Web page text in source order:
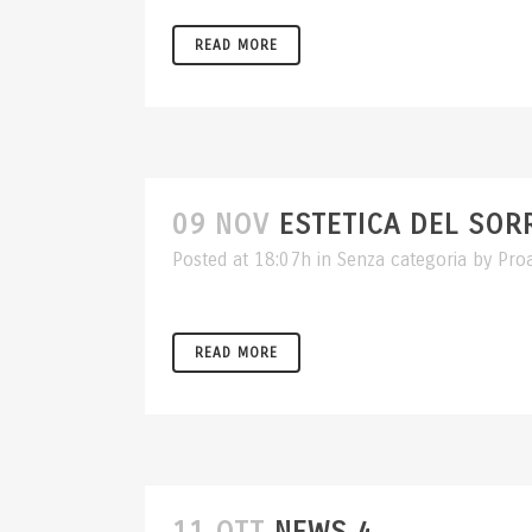
READ MORE
09 NOV ESTETICA DEL
Posted at 18:07h in Senza categoria by
READ MORE